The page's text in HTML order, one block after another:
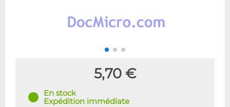
5,70 €
En stock
Expédition immédiate